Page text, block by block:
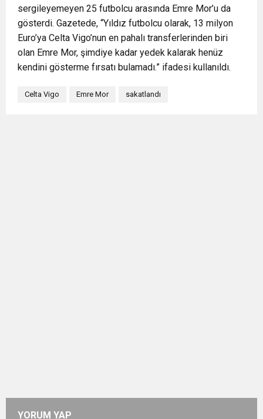
sergileyemeyen 25 futbolcu arasında Emre Mor’u da
gösterdi. Gazetede, “Yıldız futbolcu olarak, 13 milyon
Euro’ya Celta Vigo’nun en pahalı transferlerinden biri
olan Emre Mor, şimdiye kadar yedek kalarak henüz
kendini gösterme fırsatı bulamadı.” ifadesi kullanıldı.
Celta Vigo Emre Mor sakatlandı
YORUM YAP